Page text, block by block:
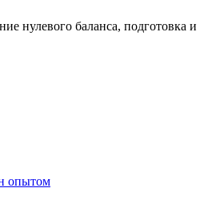
нулевого баланса, подготовка
опытом